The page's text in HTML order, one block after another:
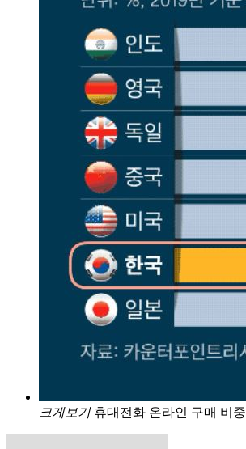
크게보기 휴대전화 온라인 구매 비중